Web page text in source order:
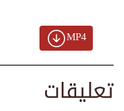
MP4
تعليقات